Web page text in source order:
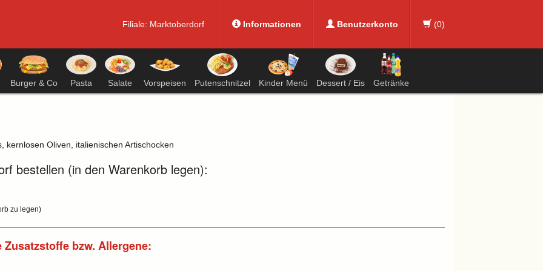
Filiale: Marktoberdorf Informationen Benutzerkonto (0)
Burger & Co Pasta Salate Vorspeisen Putenschnitzel Kinder Menü Dessert / Eis Getränke
kernlosen Oliven, italienischen Artischocken
bestellen (in den Warenkorb legen):
zu legen)
bzw. Allergene: